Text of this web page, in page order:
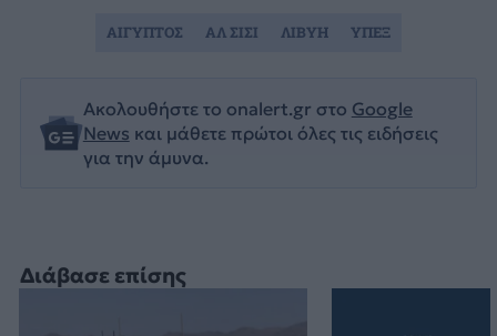
Διάβασε επίσης
Ακολουθήστε το onalert.gr στο Google
News και μάθετε πρώτοι όλες τις ειδήσεις
για την άμυνα.
ΑΙΓΥΠΤΟΣ ΑΛ ΣΙΣΙ ΛΙΒΥΗ ΥΠΕΞ